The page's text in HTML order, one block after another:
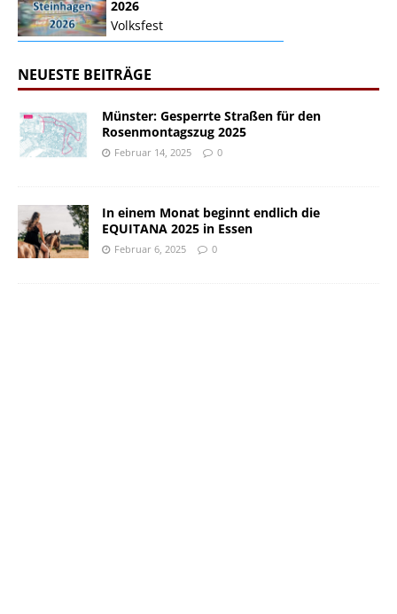
2026
Volksfest
NEUESTE BEITRÄGE
Münster: Gesperrte Straßen für den
Rosenmontagszug 2025
Februar 14, 2025 0
In einem Monat beginnt endlich die
EQUITANA 2025 in Essen
Februar 6, 2025 0